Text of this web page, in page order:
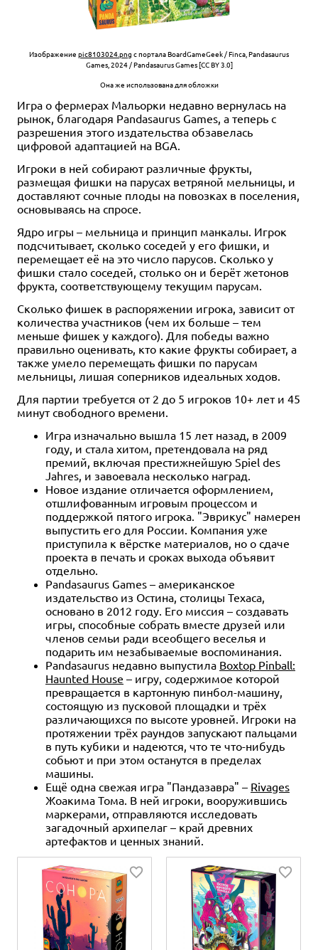
Изображение pic8103024.png с портала BoardGameGeek / Finca, Pandasaurus
Games, 2024 / Pandasaurus Games [CC BY 3.0]
Она же использована для обложки
Игра о фермерах Мальорки недавно вернулась на
рынок, благодаря Pandasaurus Games, а теперь с
разрешения этого издательства обзавелась
цифровой адаптацией на BGA.
Игроки в ней собирают различные фрукты,
размещая фишки на парусах ветряной мельницы, и
доставляют сочные плоды на повозках в поселения,
основываясь на спросе.
Ядро игры – мельница и принцип манкалы. Игрок
подсчитывает, сколько соседей у его фишки, и
перемещает её на это число парусов. Сколько у
фишки стало соседей, столько он и берёт жетонов
фрукта, соответствующему текущим парусам.
Сколько фишек в распоряжении игрока, зависит от
количества участников (чем их больше – тем
меньше фишек у каждого). Для победы важно
правильно оценивать, кто какие фрукты собирает, а
также умело перемещать фишки по парусам
мельницы, лишая соперников идеальных ходов.
Для партии требуется от 2 до 5 игроков 10+ лет и 45
минут свободного времени.
Игра изначально вышла 15 лет назад, в 2009
году, и стала хитом, претендовала на ряд
премий, включая престижнейшую Spiel des
Jahres, и завоевала несколько наград.
Новое издание отличается оформлением,
отшлифованным игровым процессом и
поддержкой пятого игрока. "Эврикус" намерен
выпустить его для России. Компания уже
приступила к вёрстке материалов, но о сдаче
проекта в печать и сроках выхода объявит
отдельно.
Pandasaurus Games – американское
издательство из Остина, столицы Техаса,
основано в 2012 году. Его миссия – создавать
игры, способные собрать вместе друзей или
членов семьи ради всеобщего веселья и
подарить им незабываемые воспоминания.
Pandasaurus недавно выпустила Boxtop Pinball:
Haunted House – игру, содержимое которой
превращается в картонную пинбол-машину,
состоящую из пусковой площадки и трёх
различающихся по высоте уровней. Игроки на
протяжении трёх раундов запускают пальцами
в путь кубики и надеются, что те что-нибудь
собьют и при этом останутся в пределах
машины.
Ещё одна свежая игра "Пандазавра" – Rivages
Жоакима Тома. В ней игроки, вооружившись
маркерами, отправляются исследовать
загадочный архипелаг – край древних
артефактов и ценных знаний.